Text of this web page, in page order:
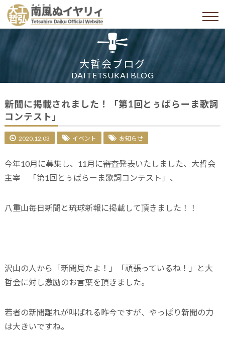
大哲会ブログ
DAITETSUKAI BLOG
新聞に掲載されました！「第1回とぅばらーま歌詞
コンテスト」
2020.12.03 イベント お知らせ
今年10月に募集し、11月に審査発表いたしました、大哲会
主宰 「第1回とぅばらーま歌詞コンテスト」、
八重山毎日新聞と琉球新報に掲載して頂きました！！
沢山の人から「新聞見たよ！」「頑張っているね！」と大
哲会に対し激励のお言葉を頂きました。
若者の新聞離れが叫ばれる昨今ですが、やっぱり新聞の力
は大きいですね。